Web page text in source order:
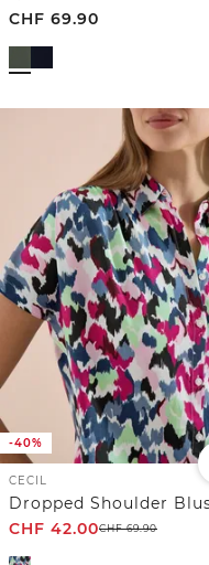
CHF 69.90
-40%
CECIL
CHF 42.00CHF69.90